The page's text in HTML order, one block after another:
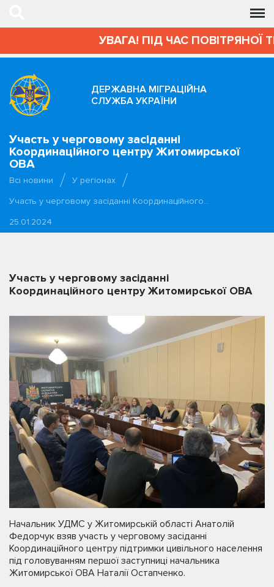
УВАГА! ПІД ЧАС ПОВІТРЯНОЇ
ДЕРЖАВНА МІГРАЦІЙНА
СЛУЖБА УКРАЇНИ
Участь у черговому засіданні
Координаційного центру Житомирської
ОВА
Всі новини
У регіонах
Участь у черговому засіданні Координаційного…
25.01.2024
Участь у черговому засіданні
Координаційного центру Житомирської ОВА
Начальник УДМС у Житомирській області Анатолій
Федорчук взяв участь у черговому засіданні
Координаційного центру підтримки цивільного населення
під головуванням першої заступниці начальника
Житомирської ОВА Наталії Остапченко.